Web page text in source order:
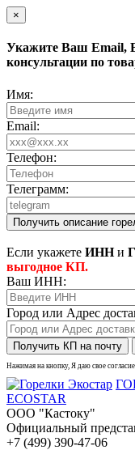
×
Укажите Ваш Email,
консультации по
Имя:
Email:
Телефон:
Телеграмм:
Получить описание
Eсли укажете ИННи
выгодное КП.
Ваш ИНН:
Город или Адрес
Получить КП на почту
Нажимая на кнопку, Я даю свое
ECOSTAR
ООО "Кастоку"
Официальный
+7 (499) 390-47-06